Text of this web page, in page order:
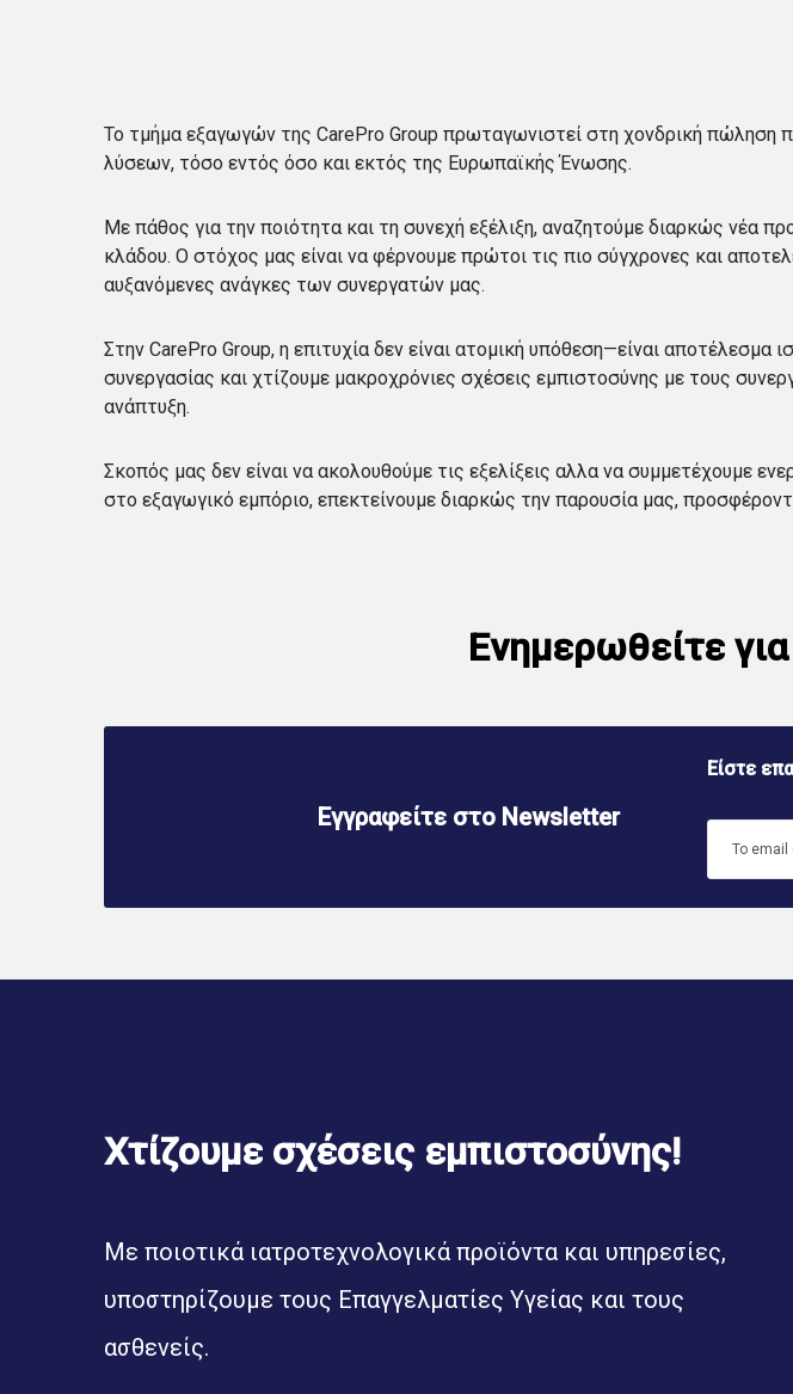
Το τμήμα εξαγωγών της CarePro Group πρωταγωνιστεί στη χονδρική πώληση
λύσεων, τόσο εντός όσο και εκτός της Ευρωπαϊκής Ένωσης.
Με πάθος για την ποιότητα και τη συνεχή εξέλιξη, αναζητούμε διαρκώς νέα
κλάδου. Ο στόχος μας είναι να φέρνουμε πρώτοι τις πιο σύγχρονες και
αυξανόμενες ανάγκες των συνεργατών μας.
Στην CarePro Group, η επιτυχία δεν είναι ατομική υπόθεση—είναι
συνεργασίας και χτίζουμε μακροχρόνιες σχέσεις εμπιστοσύνης με τους
ανάπτυξη.
Σκοπός μας δεν είναι να ακολουθούμε τις εξελίξεις αλλα να συμμετέχουμε
στο εξαγωγικό εμπόριο, επεκτείνουμε διαρκώς την παρουσία μας,
Ενημερωθείτε
Εγγραφείτε στο Newsletter
Είστε
Χτίζουμε σχέσεις εμπιστοσύνης!
Με ποιοτικά ιατροτεχνολογικά προϊόντα και υπηρεσίες,
υποστηρίζουμε τους Επαγγελματίες Υγείας και τους
ασθενείς.